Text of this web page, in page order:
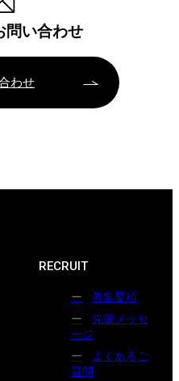
問い合わせ
わせ
RECRUIT
募集要項
先輩メッセ
ージ
よくあるご
質問